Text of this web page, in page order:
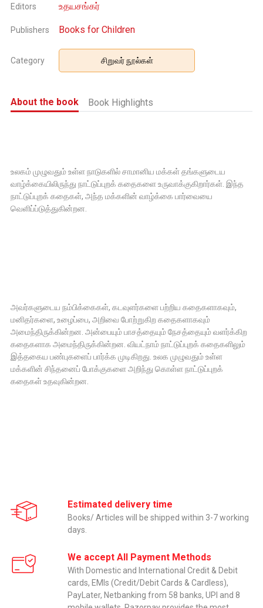
Editors உதயசங்கர்
Publishers Books for Children
Category சிறுவர் நூல்கள்
About the book Book Highlights
உலகம் முழுவதும் உள்ள நாடுகளில் சாமானிய மக்கள் தங்களுடைய
வாழ்க்கையிலிருந்து நாட்டுப்புறக் கதைகளை உருவாக்குகிறார்கள். இந்த
நாட்டுப்புறக் கதைகள், அந்த மக்களின் வாழ்க்கை பார்வையை
வெளிப்ப்டுத்துகின்றன.
அவர்களுடைய நம்பிக்கைகள், கடவுளர்களை பற்றிய கதைகளாகவும்,
மனிதர்களை, உழைப்பை, அறிவை போற்றுகிற கதைகளாகவும்
அமைந்திருக்கின்றன. அன்பையும் பாசத்தையும் நேசத்தையும் வளர்க்கிற
கதைகளாக அமைந்திருக்கின்றன. வியட்நாம் நாட்டுப்புறக் கதைகளிலும்
இத்தகைய பண்புகளைப் பார்க்க முடிகிறது. உலக முழுவதும் உள்ள
மக்களின் சிந்தனைப் போக்குகளை அறிந்து கொள்ள நாட்டுப்புறக்
கதைகள் உதவுகின்றன.
Estimated delivery time
Books/ Articles will be shipped within 3-7 working
days.
We accept All Payment Methods
With Domestic and International Credit & Debit
cards, EMIs (Credit/Debit Cards & Cardless),
PayLater, Netbanking from 58 banks, UPI and 8